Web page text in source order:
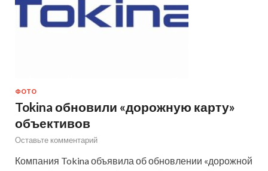
ФОТО
Tokina обновили «дорожную карту»
объективов
Оставьте комментарий
Компания Tokina объявила об обновлении «дорожной